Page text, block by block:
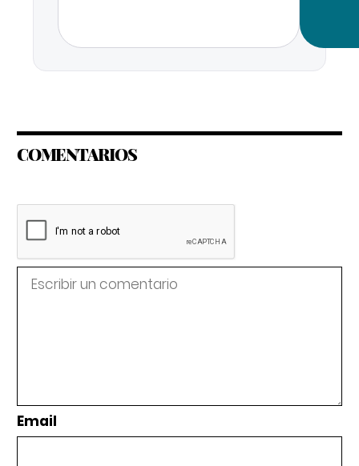
COMENTARIOS
Email